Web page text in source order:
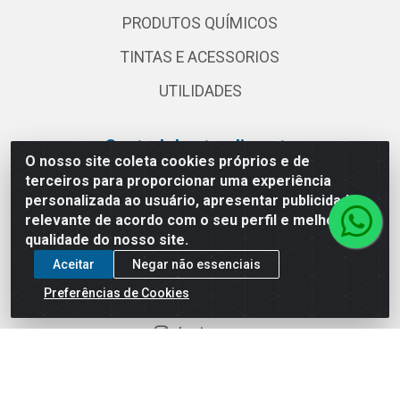
O nosso site coleta cookies próprios e de
terceiros para proporcionar uma experiência
personalizada ao usuário, apresentar publicidade
relevante de acordo com o seu perfil e melhorar a
qualidade do nosso site.
Aceitar
Negar não essenciais
Preferências de Cookies
PRODUTOS QUÍMICOS
TINTAS E ACESSORIOS
UTILIDADES
Central de atendimento
(11) 2030 3000
vendas@globalatacadista.com.br
Horário de atendimento: Segunda a Sexta das
07:30h às 18h.
Redes sociais
Instagram